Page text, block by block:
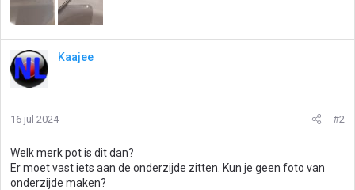
Kaajee
16 jul 2024 #2
Welk merk pot is dit dan?
Er moet vast iets aan de onderzijde zitten. Kun je geen foto van
onderzijde maken?